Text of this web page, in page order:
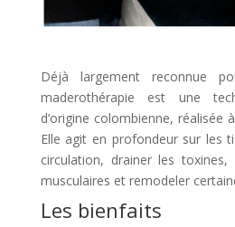
Déjà largement reconnue
maderothérapie est une
d’origine colombienne, réalisée
Elle agit en profondeur sur les
circulation, drainer les
musculaires et remodeler
Les bienfaits